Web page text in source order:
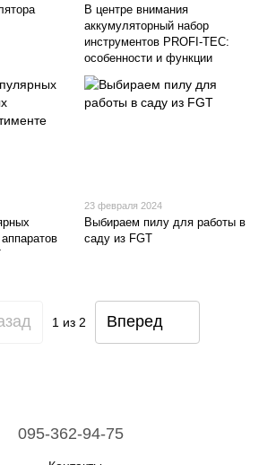
В центре внимания
аккумуляторный набор
инструментов PROFI-TEC:
особенности и функции
23 февраля 2024
Выбираем пилу для работы в
саду из FGT
1 из 2 Вперед
095-362-94-75